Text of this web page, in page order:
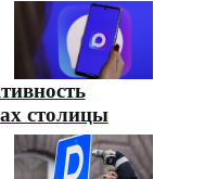
столицы